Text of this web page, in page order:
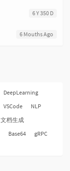
6 Y 350 D
6 Mouths Ago
DeepLearning
VSCode
NLP
文档生成
Base64
gRPC